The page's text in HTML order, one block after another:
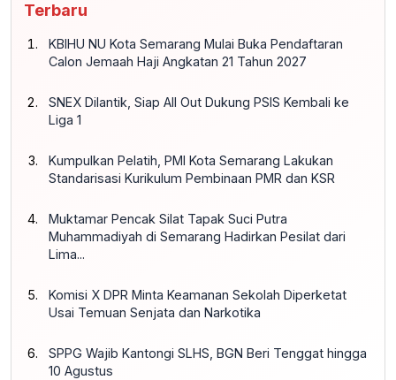
Terbaru
KBIHU NU Kota Semarang Mulai Buka Pendaftaran
Calon Jemaah Haji Angkatan 21 Tahun 2027
SNEX Dilantik, Siap All Out Dukung PSIS Kembali ke
Liga 1
Kumpulkan Pelatih, PMI Kota Semarang Lakukan
Standarisasi Kurikulum Pembinaan PMR dan KSR
Muktamar Pencak Silat Tapak Suci Putra
Muhammadiyah di Semarang Hadirkan Pesilat dari
Lima...
Komisi X DPR Minta Keamanan Sekolah Diperketat
Usai Temuan Senjata dan Narkotika
SPPG Wajib Kantongi SLHS, BGN Beri Tenggat hingga
10 Agustus